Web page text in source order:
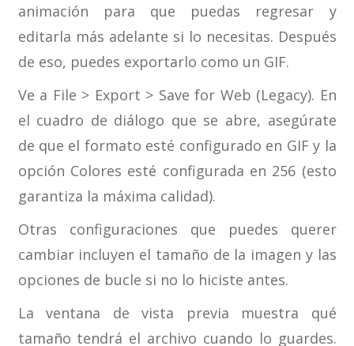
animación para que puedas regresar y
editarla más adelante si lo necesitas. Después
de eso, puedes exportarlo como un GIF.
Ve a File > Export > Save for Web (Legacy). En
el cuadro de diálogo que se abre, asegúrate
de que el formato esté configurado en GIF y la
opción Colores esté configurada en 256 (esto
garantiza la máxima calidad).
Otras configuraciones que puedes querer
cambiar incluyen el tamaño de la imagen y las
opciones de bucle si no lo hiciste antes.
La ventana de vista previa muestra qué
tamaño tendrá el archivo cuando lo guardes.